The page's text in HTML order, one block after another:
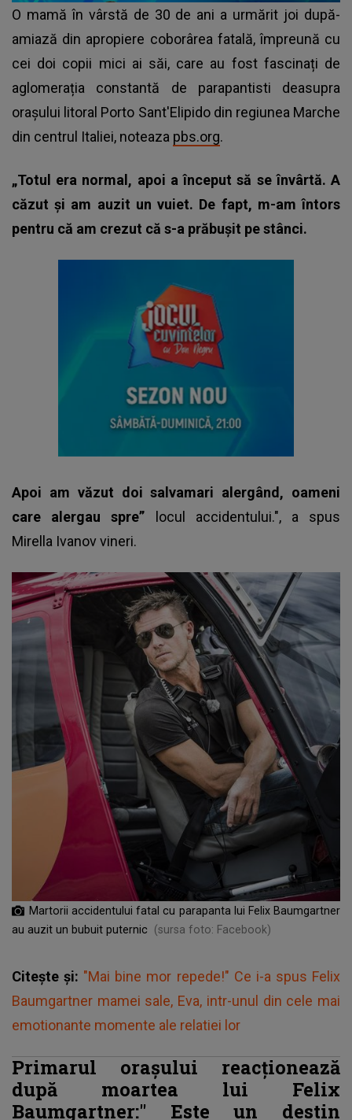
O mamă în vârstă de 30 de ani a urmărit joi după-
amiază din apropiere coborârea fatală, împreună cu
cei doi copii mici ai săi, care au fost fascinați de
aglomerația constantă de parapantisti deasupra
orașului litoral Porto Sant'Elipido din regiunea Marche
din centrul Italiei, noteaza pbs.org.
„Totul era normal, apoi a început să se învârtă. A
căzut și am auzit un vuiet. De fapt, m-am întors
pentru că am crezut că s-a prăbușit pe stânci.
Apoi am văzut doi salvamari alergând, oameni
care alergau spre” locul accidentului.", a spus
Mirella Ivanov vineri.
Martorii accidentului fatal cu parapanta lui Felix Baumgartner
au auzit un bubuit puternic
(sursa foto: Facebook)
Citește și: "Mai bine mor repede!" Ce i-a spus Felix
Baumgartner mamei sale, Eva, intr-unul din cele mai
emotionante momente ale relatiei lor
Primarul orașului reacționează
după moartea lui Felix
Baumgartner:" Este un destin